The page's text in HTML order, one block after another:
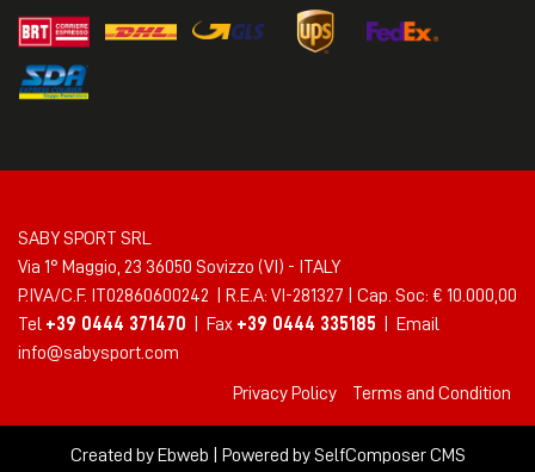
SABY SPORT SRL
Via 1° Maggio, 23 36050 Sovizzo (VI) - ITALY
P.IVA/C.F. IT02860600242 | R.E.A: VI-281327 | Cap. Soc: € 10.000,00
Tel +39 0444 371470 | Fax +39 0444 335185 | Email
info@sabysport.com
Privacy Policy Terms and Condition
Created byEbweb | Powered by SelfComposer CMS